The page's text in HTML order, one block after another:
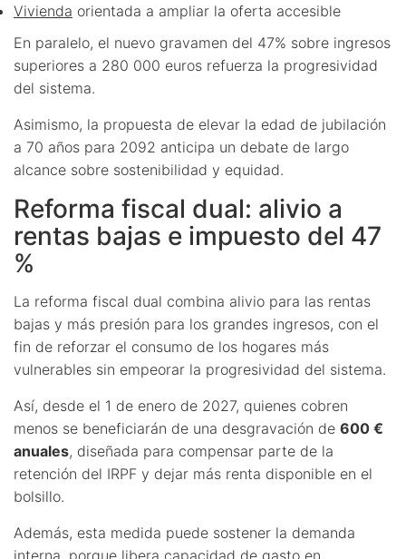
Vivienda orientada a ampliar la oferta accesible
En paralelo, el nuevo gravamen del 47% sobre ingresos
superiores a 280 000 euros refuerza la progresividad
del sistema.
Asimismo, la propuesta de elevar la edad de jubilación
a 70 años para 2092 anticipa un debate de largo
alcance sobre sostenibilidad y equidad.
Reforma fiscal dual: alivio a
rentas bajas e impuesto del 47
%
La reforma fiscal dual combina alivio para las rentas
bajas y más presión para los grandes ingresos, con el
fin de reforzar el consumo de los hogares más
vulnerables sin empeorar la progresividad del sistema.
Así, desde el 1 de enero de 2027, quienes cobren
menos se beneficiarán de una desgravación de 600 €
anuales, diseñada para compensar parte de la
retención del IRPF y dejar más renta disponible en el
bolsillo.
Además, esta medida puede sostener la demanda
interna, porque libera capacidad de gasto en